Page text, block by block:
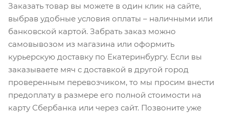
Заказать товар вы можете в один клик на сайте,
выбрав удобные условия оплаты – наличными или
банковской картой. Забрать заказ можно
самовывозом из магазина или оформить
курьерскую доставку по Екатеринбургу. Если вы
заказываете мяч с доставкой в другой город
проверенным перевозчиком, то мы просим внести
предоплату в размере его полной стоимости на
карту Сбербанка или через сайт. Позвоните уже